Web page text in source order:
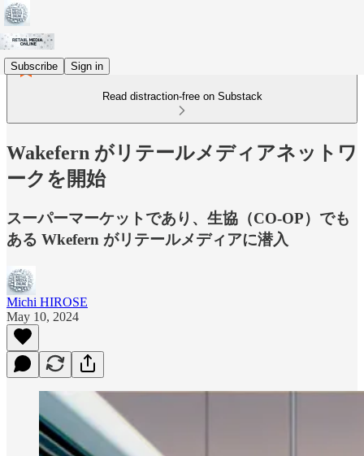
Subscribe Sign in
Read distraction-free on Substack
Wakefern がリテールメディアネットワ
ークを開始
スーパーマーケットであり、生協（CO-OP）でも
ある Wkefern がリテールメディアに潜入
Michi HIROSE
May 10, 2024